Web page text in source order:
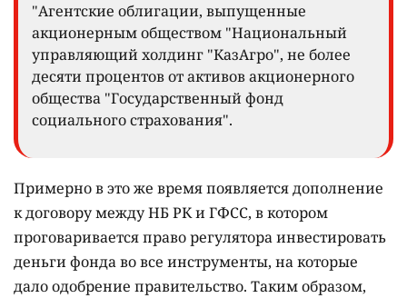
"Агентские облигации, выпущенные
акционерным обществом "Национальный
управляющий холдинг "КазАгро", не более
десяти процентов от активов акционерного
общества "Государственный фонд
социального страхования".
Примерно в это же время появляется дополнение
к договору между НБ РК и ГФСС, в котором
проговаривается право регулятора инвестировать
деньги фонда во все инструменты, на которые
дало одобрение правительство. Таким образом,